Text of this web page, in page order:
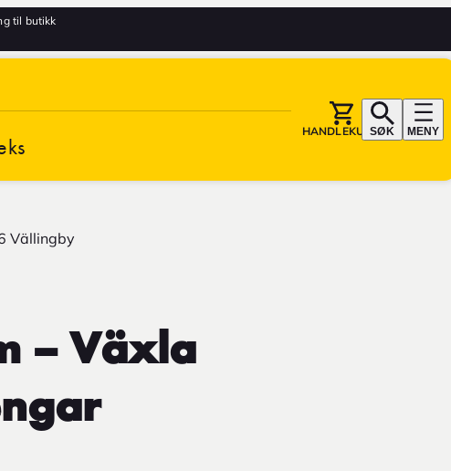
til butikk
HANDLEKURVSØK MENY
Vällingby
– Växla